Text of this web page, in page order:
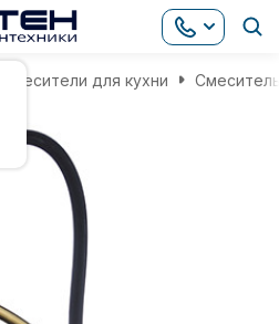
Смесители для кухни